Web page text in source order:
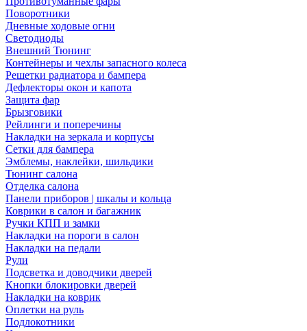
Поворотники
Дневные ходовые огни
Светодиоды
Внешний Тюнинг
Контейнеры и чехлы запасного колеса
Решетки радиатора и бампера
Дефлекторы окон и капота
Защита фар
Брызговики
Рейлинги и поперечины
Накладки на зеркала и корпусы
Сетки для бампера
Эмблемы, наклейки, шильдики
Тюнинг салона
Отделка салона
Панели приборов | шкалы и кольца
Коврики в салон и багажник
Ручки КПП и замки
Накладки на пороги в салон
Накладки на педали
Рули
Подсветка и доводчики дверей
Кнопки блокировки дверей
Накладки на коврик
Оплетки на руль
Подлокотники